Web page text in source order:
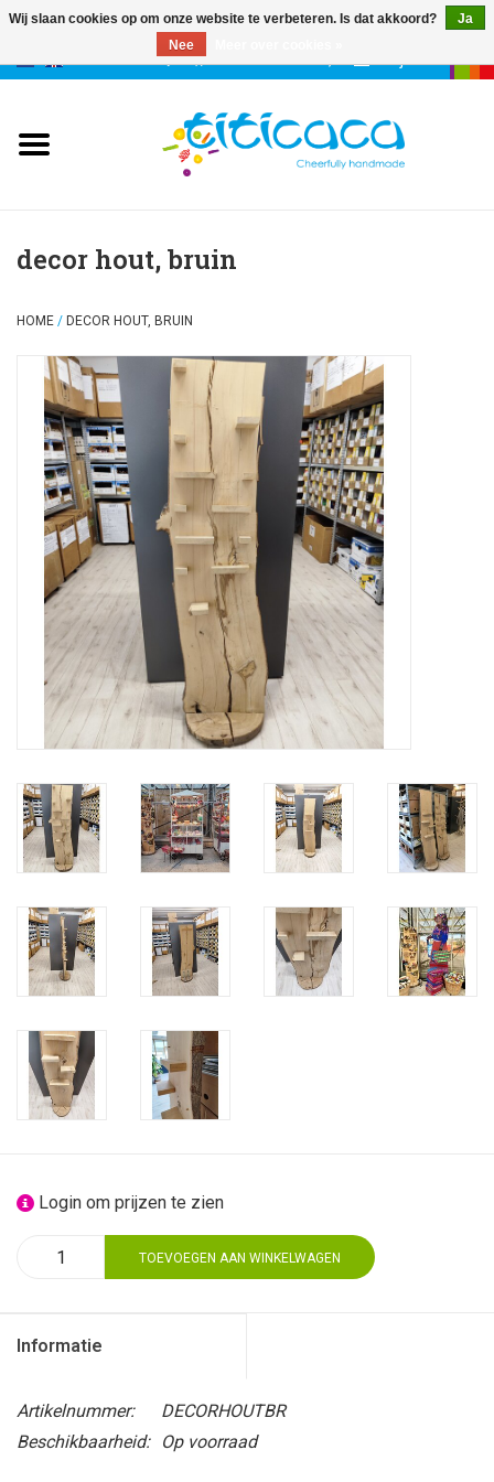
sleutelhangers
accessoires
feesten
nieuw
over titicaca
decor hout, bruin
HOME / DECOR HOUT, BRUIN
Login om prijzen te zien
TOEVOEGEN AAN WINKELWAGEN
Informatie
Artikelnummer:
DECORHOUTBR
Beschikbaarheid:
Op voorraad
Wij slaan cookies op om onze website te verbeteren. Is dat akkoord?
Ja
Nee